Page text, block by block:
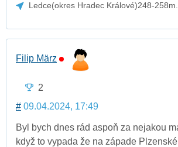
Ledce(okres Hradec Králové)248-
Filip März
2
# 09.04.2024, 17:49
Byl bych dnes rád aspoň za nejakou
když to vypada že na západe